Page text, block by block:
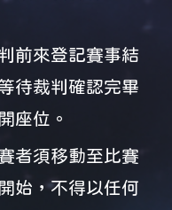
前來登記賽事結
待裁判確認完畢
座位。
者須移動至比賽
始，不得以任何